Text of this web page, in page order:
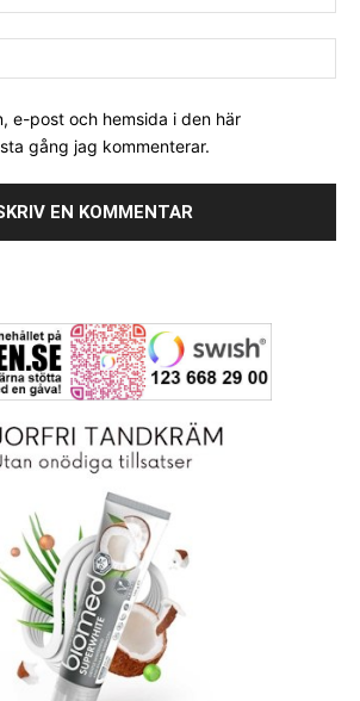
e-post och hemsida i den här
gång jag kommenterar.